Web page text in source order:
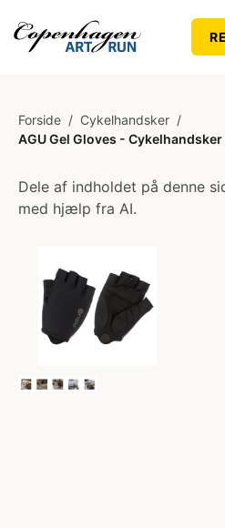
Forside / Cykelhandsker /
AGU Gel Gloves -
Dele af indholdet på denne
med hjælp fra AI.